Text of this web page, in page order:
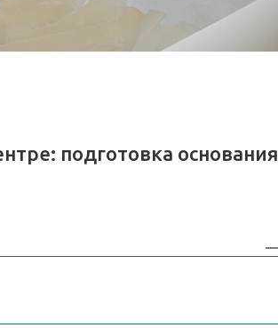
подготовка основания